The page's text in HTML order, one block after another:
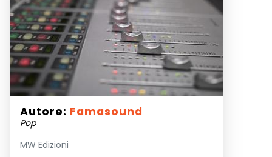
Autore: Famasound
Pop
MW Edizioni